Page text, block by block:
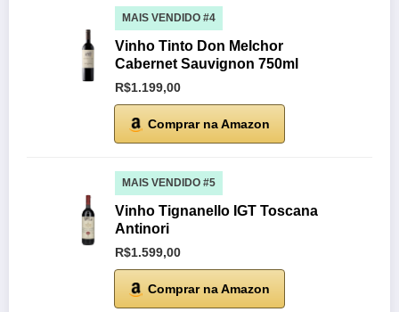
MAIS VENDIDO #4
Vinho Tinto Don Melchor
Cabernet Sauvignon 750ml
R$1.199,00
Comprar na Amazon
MAIS VENDIDO #5
Vinho Tignanello IGT Toscana
Antinori
R$1.599,00
Comprar na Amazon